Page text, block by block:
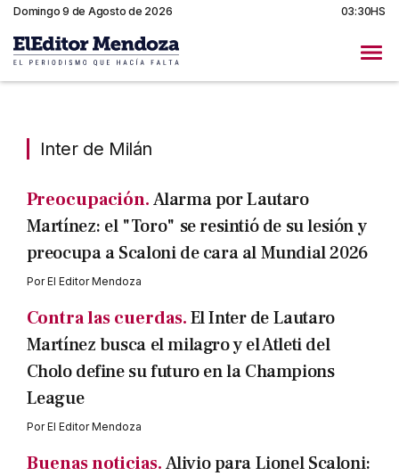
Domingo 9 de Agosto de 2026 03:30HS
Inter de Milán
Preocupación.Alarma por Lautaro
Martínez: el "Toro" se resintió de su lesión y
preocupa a Scaloni de cara al Mundial 2026
PorEl Editor Mendoza
Contra las cuerdas.El Inter de Lautaro
Martínez busca el milagro y el Atleti del
Cholo define su futuro en la Champions
League
PorEl Editor Mendoza
Buenas noticias.Alivio para Lionel Scaloni: